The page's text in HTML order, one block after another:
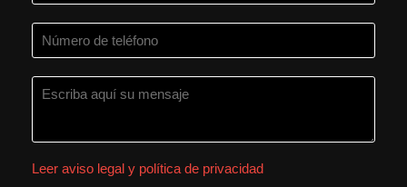
Leer aviso legal y política de privacidad